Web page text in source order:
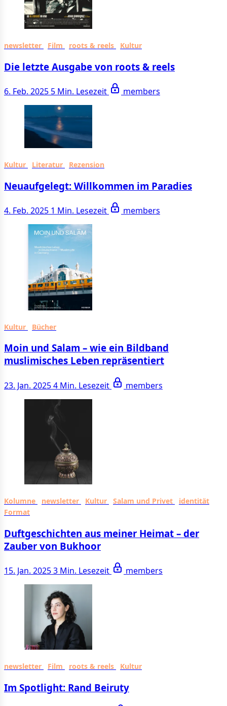
newsletter Film roots & reels Kultur
Die letzte Ausgabe von roots & reels
6. Feb. 2025 5 Min. Lesezeit members
Kultur Literatur Rezension
Neuaufgelegt: Willkommen im Paradies
4. Feb. 2025 1 Min. Lesezeit members
Kultur Bücher
Moin und Salam – wie ein Bildband
muslimisches Leben repräsentiert
23. Jan. 20254 Min. Lesezeit members
Kolumne newsletter Kultur Salam und Privet
identität
Format
Duftgeschichten aus meiner Heimat – der
Zauber von Bukhoor
15. Jan. 20253 Min. Lesezeit members
newsletter Film roots & reels Kultur
Im Spotlight: Rand Beiruty